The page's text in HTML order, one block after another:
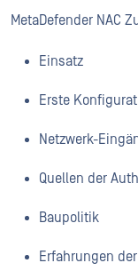
MetaDefender NAC
Einsatz
Erste
Netzwerk-
Quellen der
Baupolitik
Erfahrungen